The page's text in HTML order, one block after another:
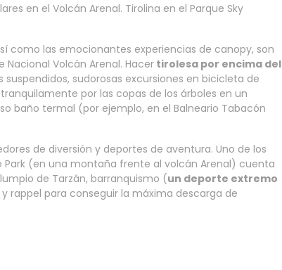
en el Volcán Arenal. Tirolina en el Parque Sky
como las emocionantes experiencias de canopy, son
Nacional Volcán Arenal. Hacer tirolesa por encima del
sudorosas excursiones en bicicleta de
por las copas de los árboles en un
baño termal (por ejemplo, en el Balneario Tabacón
de diversión y deportes de aventura. Uno de los
Park (en una montaña frente al volcán Arenal) cuenta
de Tarzán, barranquismo (un deporte extremo
rappel para conseguir la máxima descarga de